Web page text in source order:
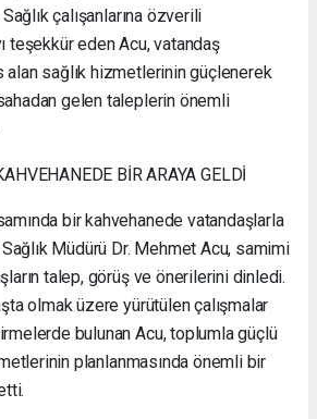
çalışanlarına özverili
teşekkür eden Acu, vatandaş
sağlık hizmetlerinin güçlenerek
gelen taleplerin önemli
BİR ARAYA GELDİ
bir kahvehanede vatandaşlarla
Müdürü Dr. Mehmet Acu, samimi
talep, görüş ve önerilerini dinledi.
olmak üzere yürütülen çalışmalar
bulunan Acu, toplumla güçlü
planlanmasında önemli bir